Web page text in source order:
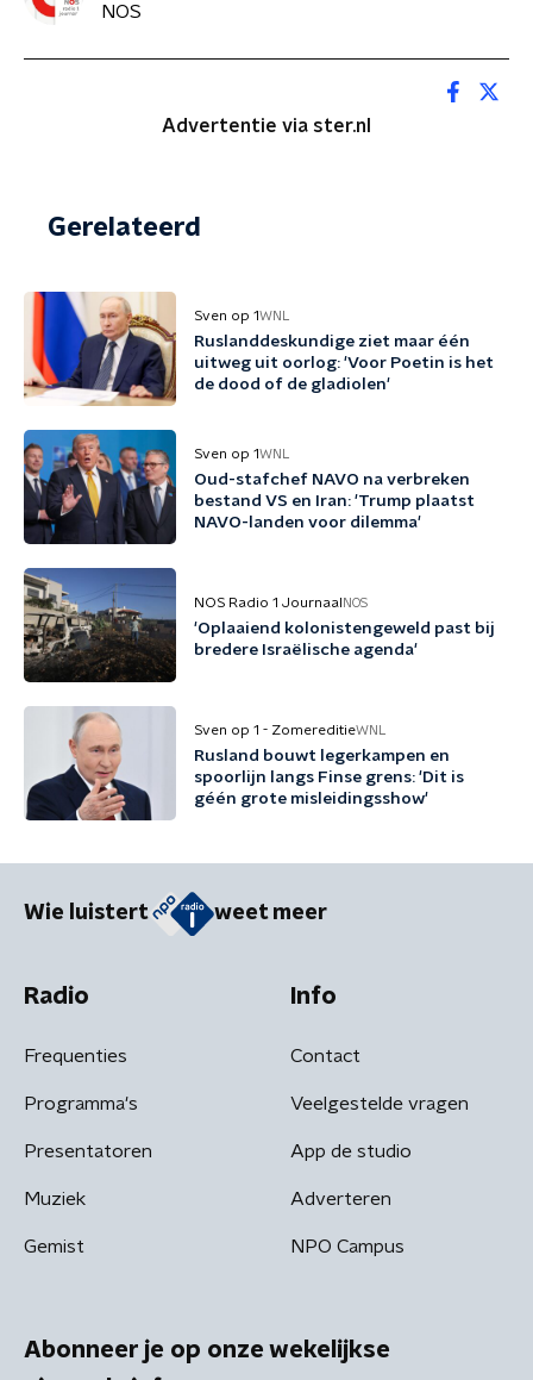
NOS
Advertentie via ster.nl
Gerelateerd
Sven op 1WNL
Ruslanddeskundige ziet maar één
uitweg uit oorlog: 'Voor Poetin is het
de dood of de gladiolen'
Sven op 1WNL
Oud-stafchef NAVO na verbreken
bestand VS en Iran: 'Trump plaatst
NAVO-landen voor dilemma'
NOS Radio 1 Journaal NOS
'Oplaaiend kolonistengeweld past bij
bredere Israëlische agenda'
Sven op 1 - ZomereditieWNL
Rusland bouwt legerkampen en
spoorlijn langs Finse grens: 'Dit is
géén grote misleidingsshow'
Wie luistert weet meer
Radio
Frequenties
Programma's
Presentatoren
Muziek
Gemist
Info
Contact
Veelgestelde vragen
App de studio
Adverteren
NPO Campus
Abonneer je op onze wekelijkse